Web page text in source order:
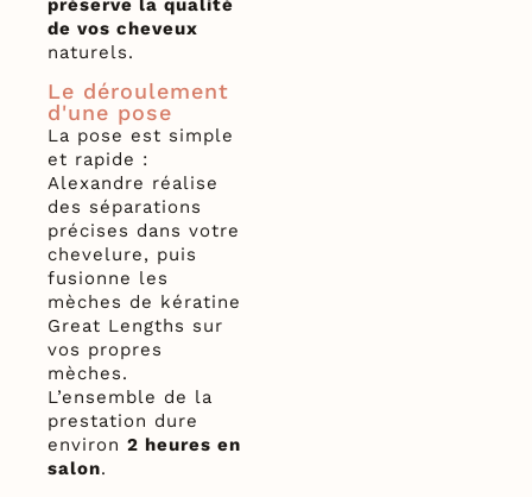
de vos cheveux
naturels.
Le déroulement
d'une pose
La pose est simple
et rapide :
Alexandre réalise
des séparations
précises dans votre
chevelure, puis
fusionne les
mèches de kératine
Great Lengths sur
vos propres
mèches.
L’ensemble de la
prestation dure
environ 2 heures en
salon.